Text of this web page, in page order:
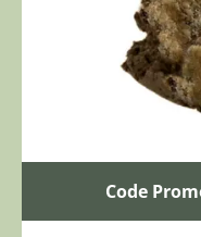
Code